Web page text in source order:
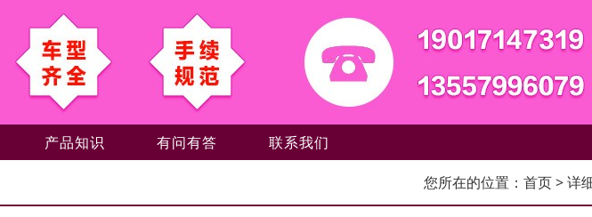
产品知识 有问有答 联系我们
您所在的位置： 首页> 详